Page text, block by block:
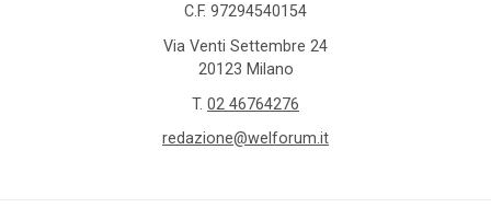
C.F. 97294540154
Via Venti Settembre 24
20123 Milano
T. 02 46764276
redazione@welforum.it